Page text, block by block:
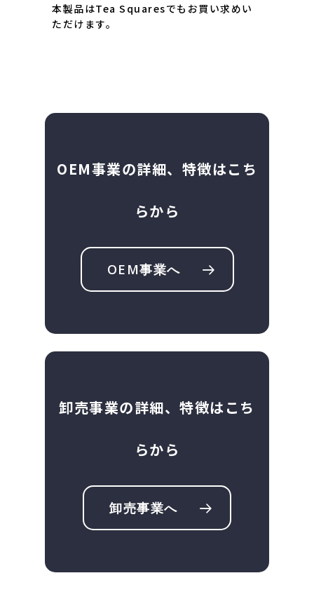
本製品はTea Squaresでもお買い求めい
ただけます。
OEM事業の詳細、特徴はこち
らから
OEM事業へ
卸売事業の詳細、特徴はこち
らから
卸売事業へ